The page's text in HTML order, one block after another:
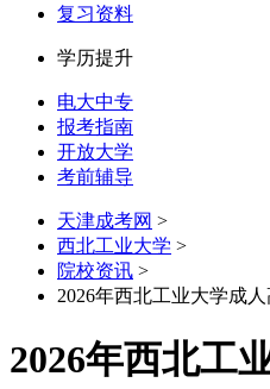
复习资料
学历提升
电大中专
报考指南
开放大学
考前辅导
天津成考网 >
西北工业大学 >
院校资讯 >
2026年西北工业大学成
2026年西北工